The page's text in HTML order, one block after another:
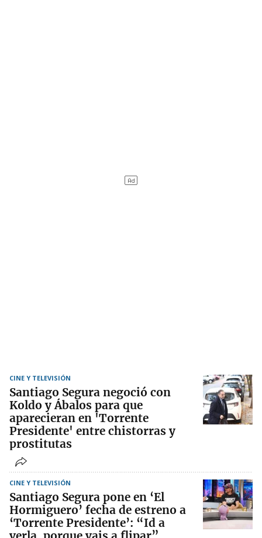
CINE Y TELEVISIÓN
Santiago Segura negoció con
Koldo y Ábalos para que
aparecieran en 'Torrente
Presidente' entre chistorras y
prostitutas
CINE Y TELEVISIÓN
Santiago Segura pone en ‘El
Hormiguero’ fecha de estreno a
‘Torrente Presidente’: “Id a